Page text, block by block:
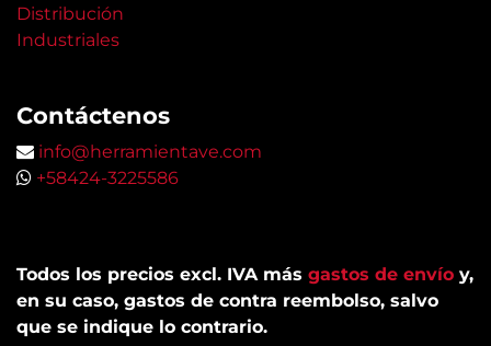
Distribución
Industriales
Contáctenos
info@herramientave.com
+58424-3225586
Todos los precios excl. IVA más gastos de envío y,
en su caso, gastos de contra reembolso, salvo
que se indique lo contrario.